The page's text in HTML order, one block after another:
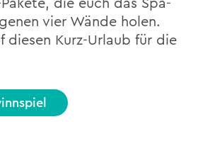
die euch das Spa-
vier Wände holen.
diesen Kurz-Urlaub für die